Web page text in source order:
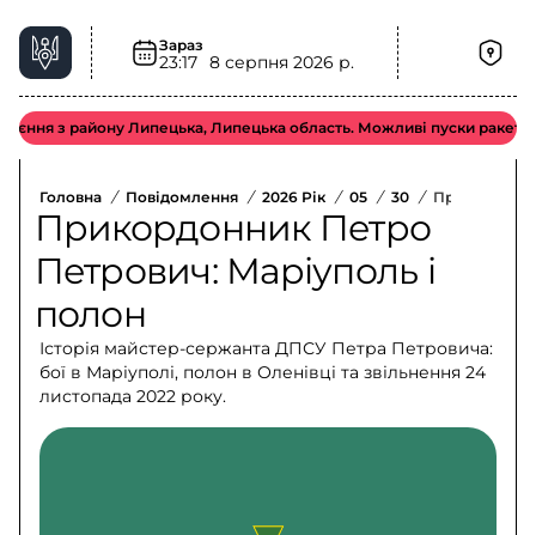
Зараз
23:17 8 серпня 2026 р.
з району Липецька, Липецька область. Можливі пуски ракет
Головна / Повідомлення / 2026 Рік / 05 / 30 /
Прикордонник Петро
Петрович: Маріуполь і
полон
Історія майстер-сержанта ДПСУ Петра Петровича:
бої в Маріуполі, полон в Оленівці та звільнення 24
листопада 2022 року.